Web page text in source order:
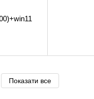
Показати все